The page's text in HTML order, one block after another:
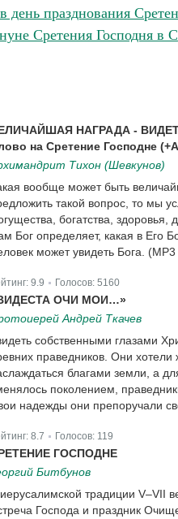
день празднования
Сретения Господня в
НАГРАДА -
на Сретение Господне
Тихон (Шевкунов)
вообще может быть
такой вопрос, то мы
богатства, здоровья,
Бог определяет, какая в Его
может увидеть Бога.
9.9 Голосов: 5160
ОЧИ МОИ…»
Андрей Ткачев
собственными глазами
праведников. Они
благами земли, а
поколением,
надежды они препоручали
8.7 Голосов: 119
ГОСПОДНЕ
Битбунов
традиции V–VII
Господа и праздник